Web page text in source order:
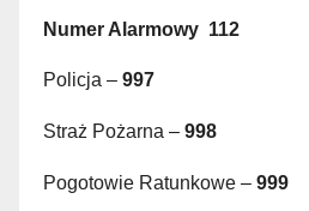
Numer Alarmowy 112
Policja – 997
Straż Pożarna – 998
Pogotowie Ratunkowe – 999